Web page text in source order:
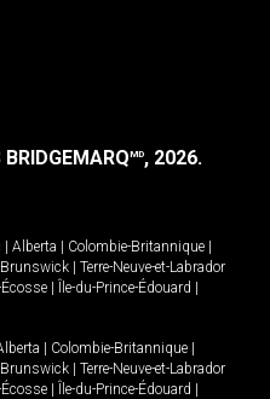
MD, 2026.
| Alberta | Colombie-Britannique |
Brunswick | Terre-Neuve-et-Labrador
| Île-du-Prince-Édouard |
| Colombie-Britannique |
Brunswick | Terre-Neuve-et-Labrador
| Île-du-Prince-Édouard |